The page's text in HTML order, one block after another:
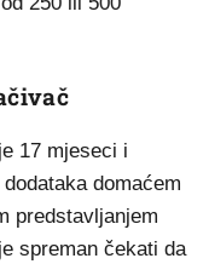
17 mjeseci i
domaćem
predstavljanjem
spreman čekati da